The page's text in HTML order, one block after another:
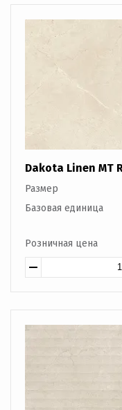
Dakota Linen MT
Размер
Базовая единица
Розничная цена